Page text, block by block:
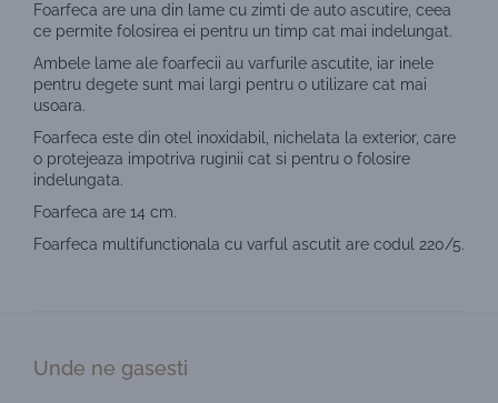
Foarfeca are una din lame cu zimti de auto ascutire, ceea
ce permite folosirea ei pentru un timp cat mai indelungat.
Ambele lame ale foarfecii au varfurile ascutite, iar inele
pentru degete sunt mai largi pentru o utilizare cat mai
usoara.
Foarfeca este din otel inoxidabil, nichelata la exterior, care
o protejeaza impotriva ruginii cat si pentru o folosire
indelungata.
Foarfeca are 14 cm.
Foarfeca multifunctionala cu varful ascutit are codul 220/5.
Unde ne gasesti